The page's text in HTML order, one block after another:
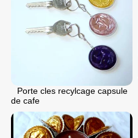
Porte cles recylcage capsule
de cafe